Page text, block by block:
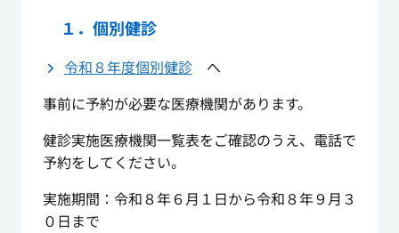
１．個別健診
令和８年度個別健診へ
事前に予約が必要な医療機関があります。
健診実施医療機関一覧表をご確認のうえ、電話で
予約をしてください。
実施期間：令和８年６月１日から令和８年９月３
０日まで